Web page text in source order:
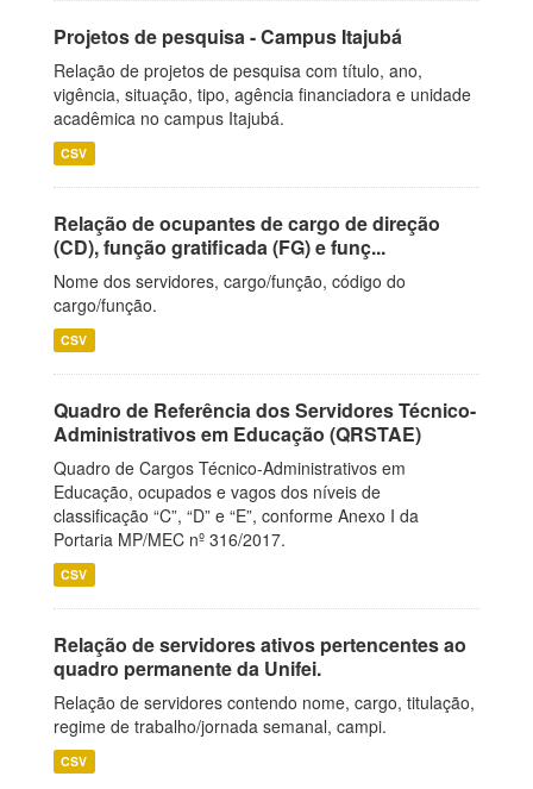
Projetos de pesquisa - Campus Itajubá
Relação de projetos de pesquisa com título, ano,
vigência, situação, tipo, agência financiadora e unidade
acadêmica no campus Itajubá.
CSV
Relação de ocupantes de cargo de direção
(CD), função gratificada (FG) e funç...
Nome dos servidores, cargo/função, código do
cargo/função.
CSV
Quadro de Referência dos Servidores Técnico-
Administrativos em Educação (QRSTAE)
Quadro de Cargos Técnico-Administrativos em
Educação, ocupados e vagos dos níveis de
classificação “C”, “D” e “E”, conforme Anexo I da
Portaria MP/MEC nº 316/2017.
CSV
Relação de servidores ativos pertencentes ao
quadro permanente da Unifei.
Relação de servidores contendo nome, cargo, titulação,
regime de trabalho/jornada semanal, campi.
CSV